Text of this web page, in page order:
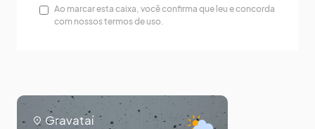
Ao marcar esta caixa, você confirma que leu e concorda
com nossos termos de uso.
Gravataí